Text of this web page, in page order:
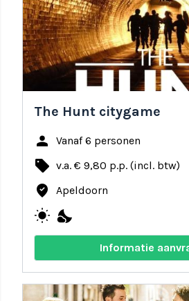
The Hunt citygame
person Vanaf 6 personen
local_offer v.a. € 9,80 p.p. (incl. btw)
where_to_vote Apeldoorn
wb_sunny nights_stay
Informatie